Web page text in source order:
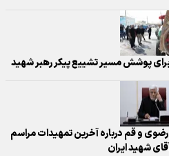
و قم درباره آخرین تمهیدات مراسم
شهید ایران